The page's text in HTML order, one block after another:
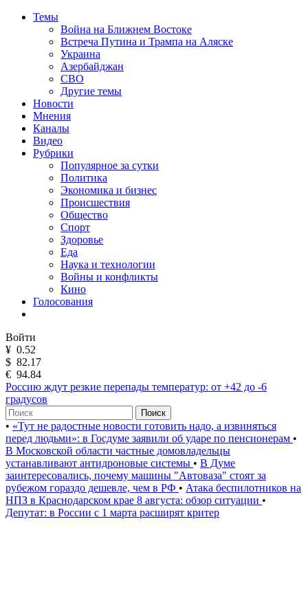
Темы
Война на Ближнем Востоке
Встреча Путина и Трампа на Аляске
Украина
Азербайджан
СВО
Другие темы
Новости
Мнения
Каналы
Видео
Рубрики
Популярное за сутки
Политика
Экономика и бизнес
Происшествия
Общество
Спорт
Здоровье
Еда
Наука и технологии
Войны и конфликты
Кино
Голосования
Войти
¥ 0.52
$ 82.17
€ 94.84
Россию ждут резкие перепады температур: от +42 до -6
градусов
Поиск
• «Тут не радостные новости готовить надо, а извиняться
перед людьми»: в Госдуме заявили об ударе по пенсионерам •
В Московской области частные домовладельцы
устанавливают антидроновые системы • В Думе
заинтересовались, почему машины "Автоваза" стоят за
рубежом гораздо дешевле, чем в РФ • Атака беспилотников на
НПЗ в Краснодарском крае 8 августа: обзор ситуации •
Депутат: в России с 1 марта расширят критер